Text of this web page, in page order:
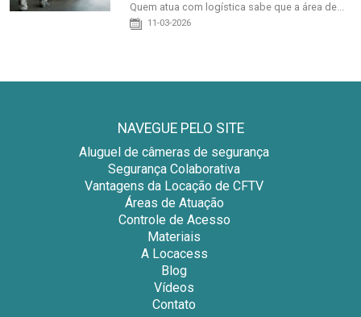
Quem atua com logística sabe que a área de...
11-03-2026
NAVEGUE PELO SITE
Aluguel de câmeras de segurança
Segurança Colaborativa
Vantagens da Locação de CFTV
Áreas de Atuação
Controle de Acesso
Materiais
A Locacess
Blog
Vídeos
Contato